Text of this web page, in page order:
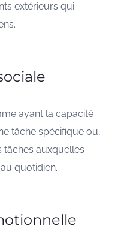
extérieurs qui
ayant la capacité
tâche spécifique ou,
tâches auxquelles
quotidien.